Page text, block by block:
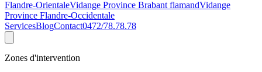
Flandre-OrientaleVidange Province Brabant flamandVidange
Province Flandre-Occidentale
ServicesBlogContact0472/78.78.78
Zones d'intervention